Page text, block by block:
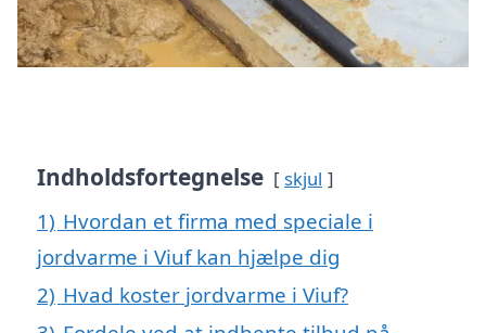
Indholdsfortegnelse skjul
1) Hvordan et firma med speciale i
jordvarme i Viuf kan hjælpe dig
2) Hvad koster jordvarme i Viuf?